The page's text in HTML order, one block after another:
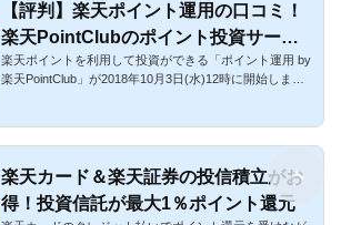
【評判】楽天ポイント運用の口コミ！
楽天PointClubのポイント投資サービ
ス
楽天ポイントを利用して投資ができる「ポイント運用 by
楽天PointClub」が2018年10月3日(水)12時に開始しまし
楽天カード＆楽天証券の投信積立がお
得！投資信託が最大1％ポイント還元